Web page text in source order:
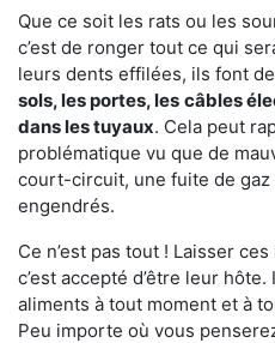
Que ce soit les rats ou les
c’est de ronger tout ce qui
leurs dents effilées, ils font de
sols, les portes, les câbles
dans les tuyaux. Cela peut
problématique vu que de
court-circuit, une fuite de
engendrés.
Ce n’est pas tout ! Laisser
c’est accepté d’être leur
aliments à tout moment et à
Peu importe où vous